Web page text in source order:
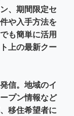
、期間限定セ
や入手方法を
も簡単に活用
上の最新クー
信。地域のイ
プン情報など
移住希望者に